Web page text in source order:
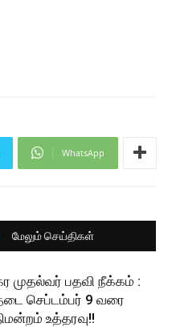
WhatsApp
மேலும் செய்திகள்
முதல்வர் பதவி நீக்கம் :
செப்டம்பர் 9 வரை
உத்தரவு!!